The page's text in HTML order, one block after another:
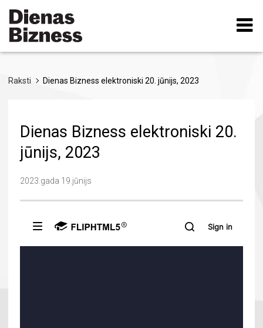
Pārlekt
uz
galveno
saturu
Raksti Dienas Bizness elektroniski 20. jūnijs, 2023
Dienas Bizness elektroniski 20.
jūnijs, 2023
2023.gada 19.jūnijs